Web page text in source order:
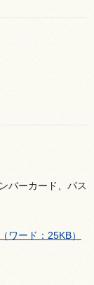
バーカード、パス
ワード：25KB）